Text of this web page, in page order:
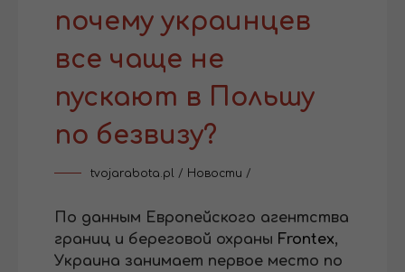
почему украинцев
все чаще не
пускают в Польшу
по безвизу?
tvojarabota.pl / Новости /
По данным Европейского агентства
границ и береговой охраны Frontex,
Украина занимает первое место по